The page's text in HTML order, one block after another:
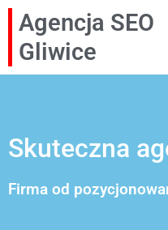
Agencja SEO
Gliwice
Skuteczna
Firma od